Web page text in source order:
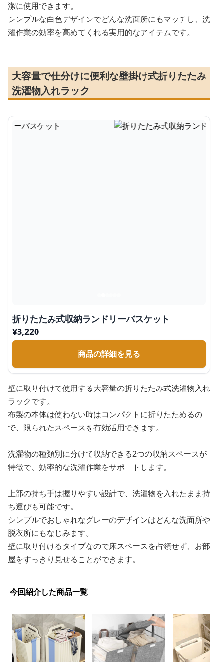
潔に使用できます。
シンプルな白色デザインでどんな洗面所にもマッチし、洗
濯作業の効率を高めてくれる実用的なアイテムです。
大容量で仕分けに便利な壁掛け式折りたたみ
洗濯物入れラック
折りたたみ式収納ランドリーバスケット
¥3,220
商品の詳細を見る
壁に取り付けて使用する大容量の折りたたみ式洗濯物入れ
ラックです。
布製の本体は使わない時はコンパクトに折りたためるの
で、限られたスペースを有効活用できます。
洗濯物の種類別に分けて収納できる2つの収納スペースが
特徴で、効率的な洗濯作業をサポートします。
上部の持ち手は握りやすい設計で、洗濯物を入れたまま持
ち運びも可能です。
シンプルでおしゃれなグレーのデザインはどんな洗面所や
脱衣所にもなじみます。
壁に取り付けるタイプなので床スペースを占領せず、お部
屋をすっきり見せることができます。
今回紹介した商品一覧